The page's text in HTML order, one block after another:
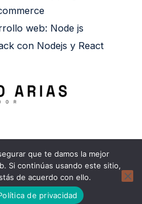
web: Node js
con Nodejs y React
Arias | Powered by
Arias
que te damos la mejor
Si continúas usando este sitio,
de acuerdo con ello.
de privacidad